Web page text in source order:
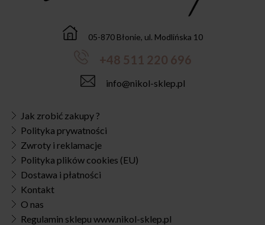
05-870 Błonie, ul. Modlińska 10
+48 511 220 696
info@nikol-sklep.pl
Jak zrobić zakupy ?
Polityka prywatności
Zwroty i reklamacje
Polityka plików cookies (EU)
Dostawa i płatności
Kontakt
O nas
Regulamin sklepu www.nikol-sklep.pl